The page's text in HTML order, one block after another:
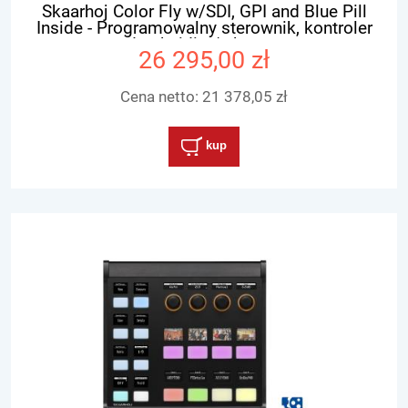
Skaarhoj Color Fly w/SDI, GPI and Blue Pill
Inside - Programowalny sterownik, kontroler
do shaiding'u kamer
26 295,00 zł
Cena netto: 21 378,05 zł
kup